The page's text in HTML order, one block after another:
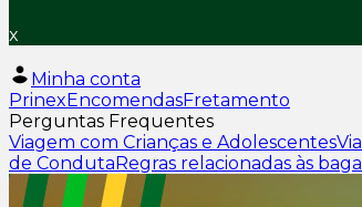
x
Minha conta
PrinexEncomendasFretamento
Perguntas Frequentes
Viagem com Crianças e Adolescentes
de CondutaRegras relacionadas às